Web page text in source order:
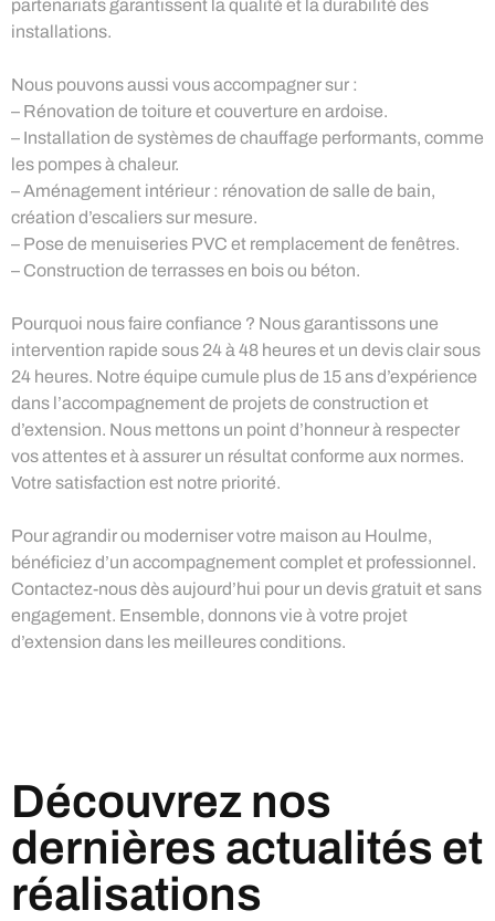
partenariats garantissent la qualité et la durabilité des
installations.
Nous pouvons aussi vous accompagner sur :
– Rénovation de toiture et couverture en ardoise.
– Installation de systèmes de chauffage performants, comme
les pompes à chaleur.
– Aménagement intérieur : rénovation de salle de bain,
création d’escaliers sur mesure.
– Pose de menuiseries PVC et remplacement de fenêtres.
– Construction de terrasses en bois ou béton.
Pourquoi nous faire confiance ? Nous garantissons une
intervention rapide sous 24 à 48 heures et un devis clair sous
24 heures. Notre équipe cumule plus de 15 ans d’expérience
dans l’accompagnement de projets de construction et
d’extension. Nous mettons un point d’honneur à respecter
vos attentes et à assurer un résultat conforme aux normes.
Votre satisfaction est notre priorité.
Pour agrandir ou moderniser votre maison au Houlme,
bénéficiez d’un accompagnement complet et professionnel.
Contactez-nous dès aujourd’hui pour un devis gratuit et sans
engagement. Ensemble, donnons vie à votre projet
d’extension dans les meilleures conditions.
Découvrez nos
dernières actualités et
réalisations